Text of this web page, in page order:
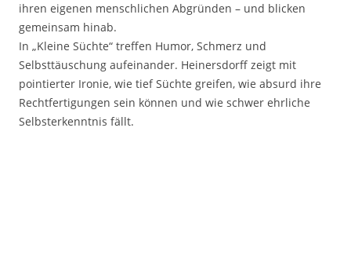
ihren eigenen menschlichen Abgründen – und blicken
gemeinsam hinab.
In „Kleine Süchte“ treffen Humor, Schmerz und
Selbsttäuschung aufeinander. Heinersdorff zeigt mit
pointierter Ironie, wie tief Süchte greifen, wie absurd ihre
Rechtfertigungen sein können und wie schwer ehrliche
Selbsterkenntnis fällt.